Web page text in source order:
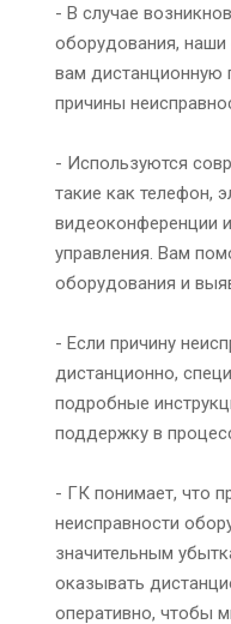
- В случае
оборудования, наши
вам дистанционную
причины
- Используются
такие как телефон,
видеоконференции
управления. Вам
оборудования и
- Если причину
дистанционно,
подробные
поддержку в
- ГК понимает, что
неисправности
значительным
оказывать
оперативно, чтобы